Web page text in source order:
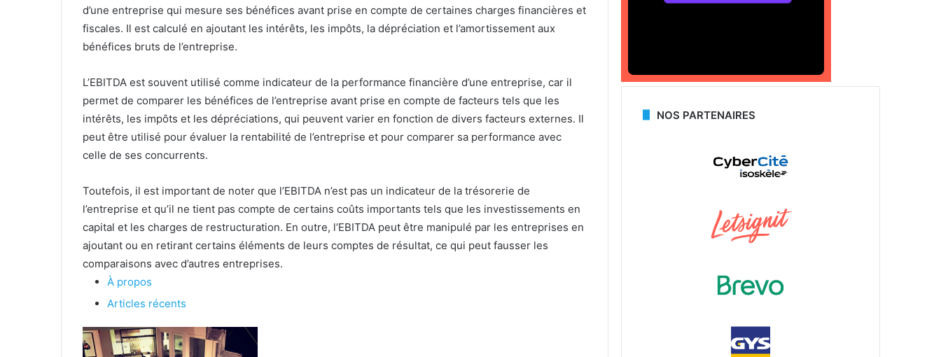
d’une entreprise qui mesure ses bénéfices avant prise en compte de certaines charges financières et
fiscales. Il est calculé en ajoutant les intérêts, les impôts, la dépréciation et l’amortissement aux
bénéfices bruts de l’entreprise.
L’EBITDA est souvent utilisé comme indicateur de la performance financière d’une entreprise, car il
permet de comparer les bénéfices de l’entreprise avant prise en compte de facteurs tels que les
intérêts, les impôts et les dépréciations, qui peuvent varier en fonction de divers facteurs externes. Il
peut être utilisé pour évaluer la rentabilité de l’entreprise et pour comparer sa performance avec
celle de ses concurrents.
Toutefois, il est important de noter que l’EBITDA n’est pas un indicateur de la trésorerie de
l’entreprise et qu’il ne tient pas compte de certains coûts importants tels que les investissements en
capital et les charges de restructuration. En outre, l’EBITDA peut être manipulé par les entreprises en
ajoutant ou en retirant certains éléments de leurs comptes de résultat, ce qui peut fausser les
comparaisons avec d’autres entreprises.
À propos
Articles récents
NOS PARTENAIRES